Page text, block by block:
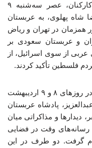
به گزارش خبرگزاری شرکت عمرانی کارکنان، عصر سه‌شنبه ۹
شاه پهلوی، به عربستان
همزمان در تهران و ریاض
و عربستان سعودی بر
از سوی اسرائیل، از
فلسطین تأکید کردند.
سفر کوتاه شاه به عربستان سعودی که در روزهای ۸ و ۹ اردیبهشت
پادشاه عربستان
و مذاکراتی میان
رسانه‌های وقت در فضایی
گرفت. دو طرف در این